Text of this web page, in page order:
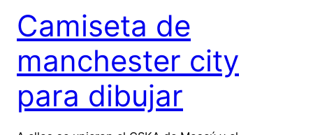
Camiseta de
manchester city
para dibujar